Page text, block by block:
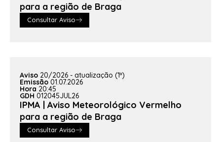
para a região de Braga
Consultar Aviso
Aviso 20/2026 - atualização (1ª)
Emissão 01.07.2026
Hora 20:45
GDH 012045JUL26
IPMA | Aviso Meteorológico Vermelho
para a região de Braga
Consultar Aviso